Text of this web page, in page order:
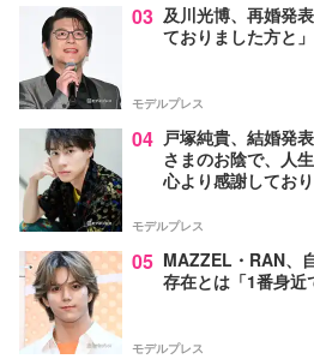
03 及川光博、再婚発
ておりました方と」
モデルプレス
04 戸塚純貴、結婚発
さまのお陰で、人
心より感謝してお
モデルプレス
05 MAZZEL・RAN、
存在とは「1番身近
モデルプレス